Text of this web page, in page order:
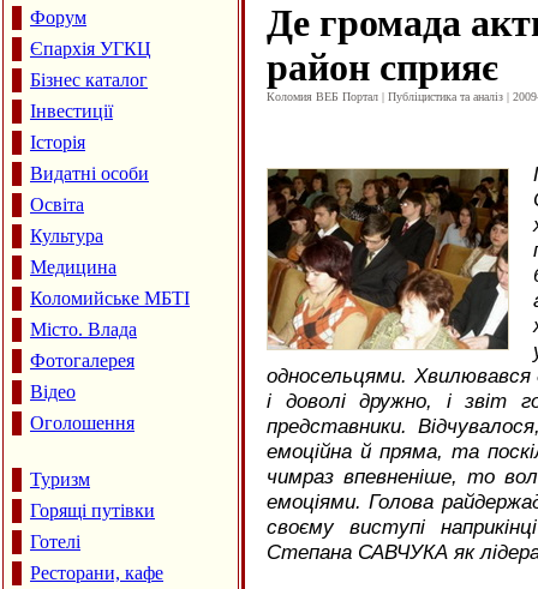
Форум
Єпархія УГКЦ
Бізнес каталог
Інвестиції
Історія
Видатні особи
Освіта
Культура
Медицина
Коломийське МБТІ
Місто. Влада
Фотогалерея
Відео
Оголошення
Туризм
Горящі путівки
Готелі
Ресторани, кафе
Де громада
район сприяє
Коломия ВЕБ Портал | Публіцистика та аналіз |
односельцями. Хвилювався
і доволі дружно, і звіт
представники.
емоційна й пряма, та
чимраз впевненіше, то
емоціями. Голова
своєму виступі
Степана САВЧУКА як лідера